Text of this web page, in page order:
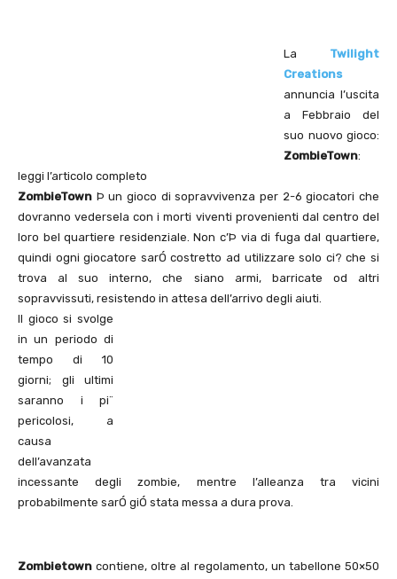
La Twilight
Creations
annuncia l’uscita
a Febbraio del
suo nuovo gioco:
ZombieTown:
leggi l’articolo completo
ZombieTown Þ un gioco di sopravvivenza per 2-6 giocatori che
dovranno vedersela con i morti viventi provenienti dal centro del
loro bel quartiere residenziale. Non c’Þ via di fuga dal quartiere,
quindi ogni giocatore sarÓ costretto ad utilizzare solo ci? che si
trova al suo interno, che siano armi, barricate od altri
sopravvissuti, resistendo in attesa dell’arrivo degli aiuti.
Il gioco si svolge
in un periodo di
tempo di 10
giorni; gli ultimi
saranno i pi¨
pericolosi, a
causa
dell’avanzata
incessante degli zombie, mentre l’alleanza tra vicini
probabilmente sarÓ giÓ stata messa a dura prova.
Zombietown contiene, oltre al regolamento, un tabellone 50×50